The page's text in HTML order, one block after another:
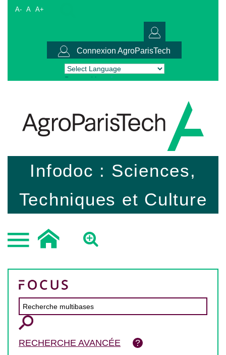
A- A A+
Connexion AgroParisTech
Powered by Translate
Infodoc : Sciences,
Techniques et Culture
RECHERCHE AVANCÉE